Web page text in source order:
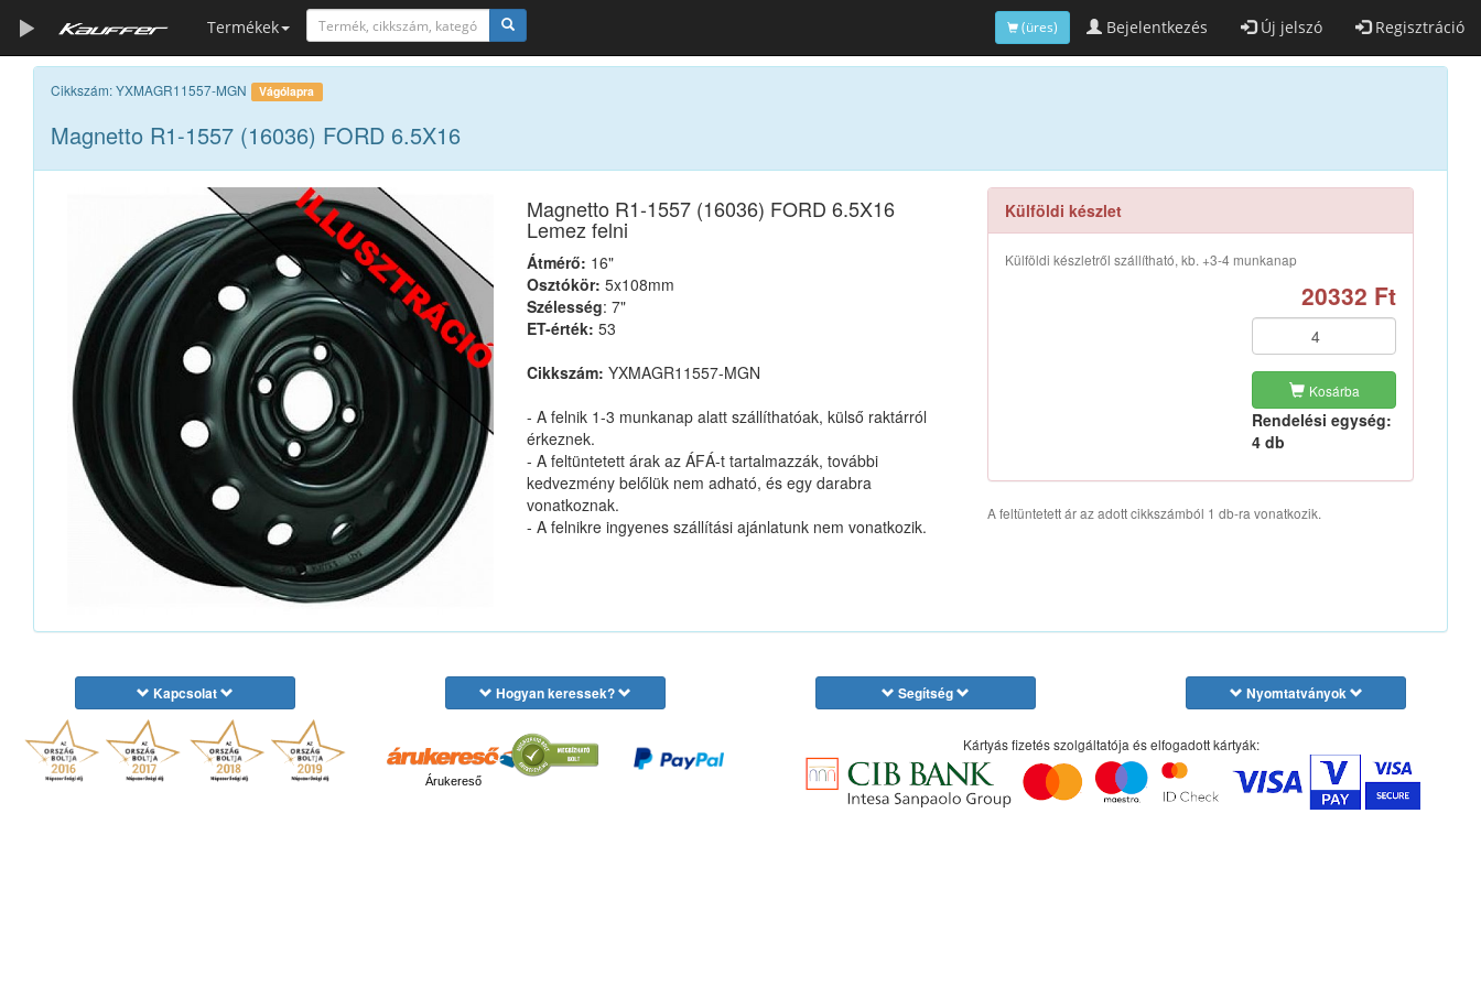
Termékek Bejelentkezés Új jelszó Regisztráció
(üres)
Szerszámkatalógus
Kosár
Alkatrészek
Cikkszám: YXMAGR11557-MGN Vágólapra
Magnetto R1-1557 (16036) FORD 6.5X16
Magnetto R1-1557 (16036) FORD 6.5X16
Lemez felni
Átmérő: 16"
Osztókör: 5x108mm
Szélesség: 7"
ET-érték: 53
Cikkszám:YXMAGR11557-MGN
- A felnik 1-3 munkanap alatt szállíthatóak, külső raktárról
érkeznek.
- A feltüntetett árak az ÁFÁ-t tartalmazzák, további
kedvezmény belőlük nem adható, és egy darabra
vonatkoznak.
- A felnikre ingyenes szállítási ajánlatunk nem vonatkozik.
Külföldi készlet
Külföldi készletről szállítható, kb. +3-4 munkanap
20332 Ft
Kosárba
Rendelési egység:
4 db
A feltüntetett ár az adott cikkszámból 1 db-ra vonatkozik.
Kapcsolat Hogyan keressek? Segítség Nyomtatványok
Árukereső
Kártyás fizetés szolgáltatója és elfogadott kártyák: